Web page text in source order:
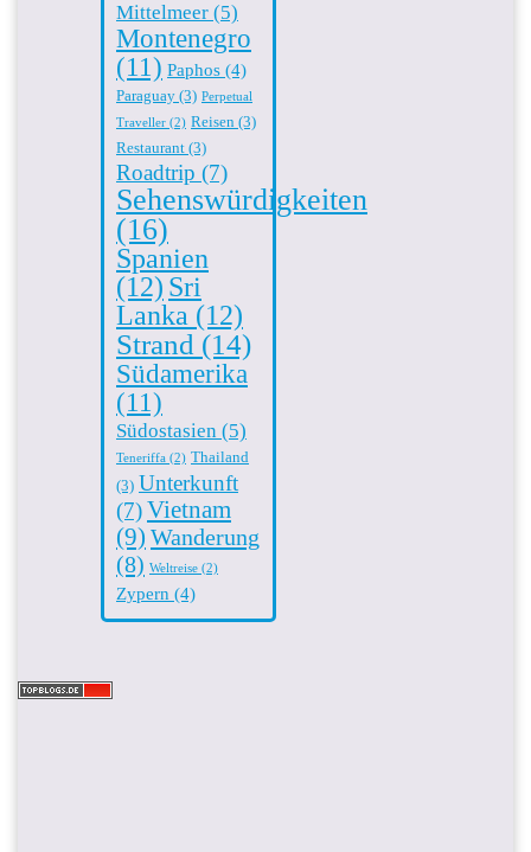
Mittelmeer (5)
Montenegro
(11) Paphos (4)
Paraguay (3) Perpetual
Traveller (2) Reisen (3)
Restaurant (3)
Roadtrip (7)
Sehenswürdigkeiten
(16)
Spanien
(12) Sri
Lanka (12)
Strand (14)
Südamerika
(11)
Südostasien (5)
Teneriffa (2) Thailand
(3) Unterkunft
(7)Vietnam
(9) Wanderung
(8) Weltreise (2)
Zypern (4)